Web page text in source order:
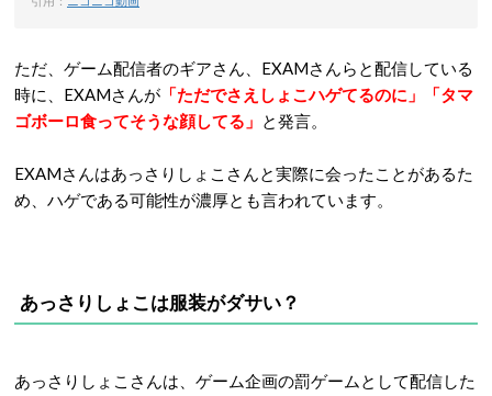
ただ、ゲーム配信者のギアさん、EXAMさんらと配信している
時に、EXAMさんが 「ただでさえしょこハゲてるのに」「タマ
ゴボーロ食ってそうな顔してる」 と発言。
EXAMさんはあっさりしょこさんと実際に会ったことがあるた
め、ハゲである可能性が濃厚とも言われています。
あっさりしょこは服装がダサい？
あっさりしょこさんは、ゲーム企画の罰ゲームとして配信した